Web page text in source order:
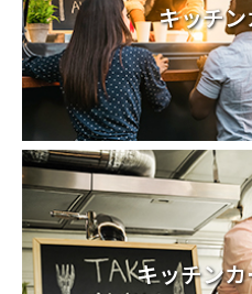
キッチ
キッチン